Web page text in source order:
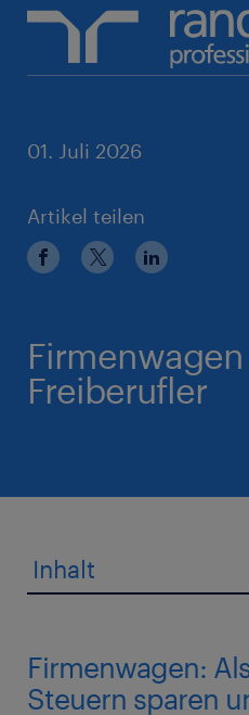
Freiberufler
01. Juli 2026
Artikel teilen
Inhalt
Firmenwagen:
Steuern sparen